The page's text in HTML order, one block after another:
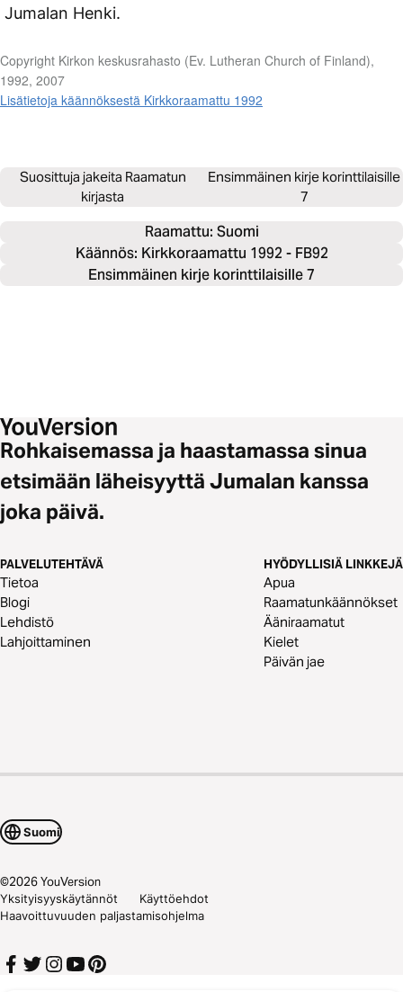
Jumalan Henki.
Copyright Kirkon keskusrahasto (Ev. Lutheran Church of Finland),
1992, 2007
Lisätietoja käännöksestä Kirkkoraamattu 1992
Suosittuja jakeita Raamatun
kirjasta
Ensimmäinen kirje korinttilaisille
7
Raamattu: Suomi
Käännös: Kirkkoraamattu 1992 - FB92
Ensimmäinen kirje korinttilaisille 7
Rohkaisemassa ja haastamassa sinua
etsimään läheisyyttä Jumalan kanssa
joka päivä.
PALVELUTEHTÄVÄ
Tietoa
Blogi
Lehdistö
Lahjoittaminen
HYÖDYLLISIÄ LINKKEJÄ
Apua
Raamatunkäännökset
Ääniraamatut
Kielet
Päivän jae
Suomi
©2026YouVersion
Yksityisyyskäytännöt
Käyttöehdot
Haavoittuvuuden paljastamisohjelma